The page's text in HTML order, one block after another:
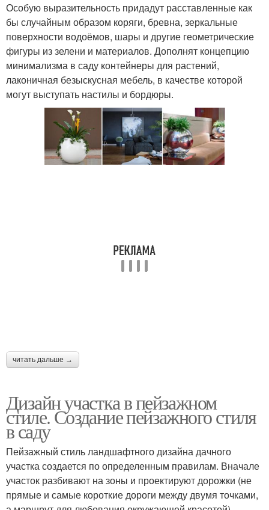
Особую выразительность придадут расставленные как
бы случайным образом коряги, бревна, зеркальные
поверхности водоёмов, шары и другие геометрические
фигуры из зелени и материалов. Дополнят концепцию
минимализма в саду контейнеры для растений,
лаконичная безыскусная мебель, в качестве которой
могут выступать настилы и бордюры.
читать дальше →
Дизайн участка в пейзажном
стиле. Создание пейзажного стиля
в саду
Пейзажный стиль ландшафтного дизайна дачного
участка создается по определенным правилам. Вначале
участок разбивают на зоны и проектируют дорожки (не
прямые и самые короткие дороги между двумя точками,